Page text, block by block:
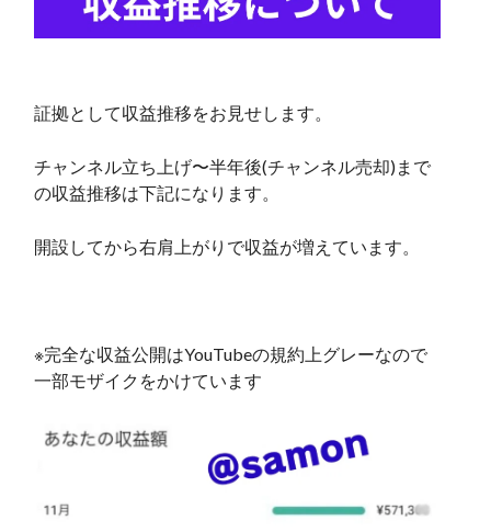
証拠として収益推移をお見せします。
チャンネル立ち上げ〜半年後(チャンネル売却)まで
の収益推移は下記になります。
開設してから右肩上がりで収益が増えています。
※完全な収益公開はYouTubeの規約上グレーなので
一部モザイクをかけています